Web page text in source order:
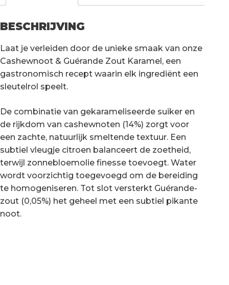
BESCHRIJVING
Laat je verleiden door de unieke smaak van onze
Cashewnoot & Guérande Zout Karamel, een
gastronomisch recept waarin elk ingrediënt een
sleutelrol speelt.
De combinatie van gekarameliseerde suiker en
de rijkdom van cashewnoten (14%) zorgt voor
een zachte, natuurlijk smeltende textuur. Een
subtiel vleugje citroen balanceert de zoetheid,
terwijl zonnebloemolie finesse toevoegt. Water
wordt voorzichtig toegevoegd om de bereiding
te homogeniseren. Tot slot versterkt Guérande-
zout (0,05%) het geheel met een subtiel pikante
noot.